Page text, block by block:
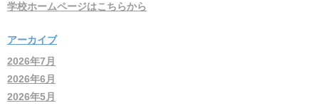
学校ホームページはこちらから
アーカイブ
2026年7月
2026年6月
2026年5月